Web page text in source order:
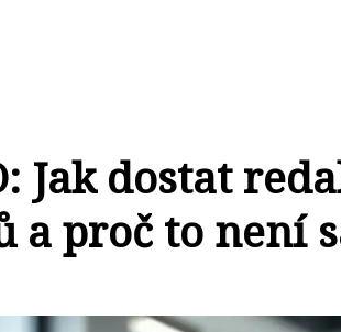
Jak dostat
a proč to není